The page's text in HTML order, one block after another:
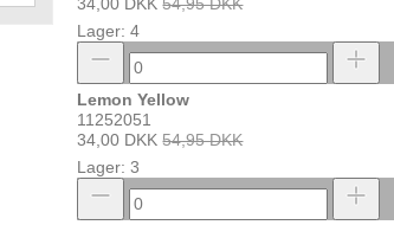
Lager: 4
Lemon Yellow
11252051
34,00 DKK 54,95 DKK
Lager: 3